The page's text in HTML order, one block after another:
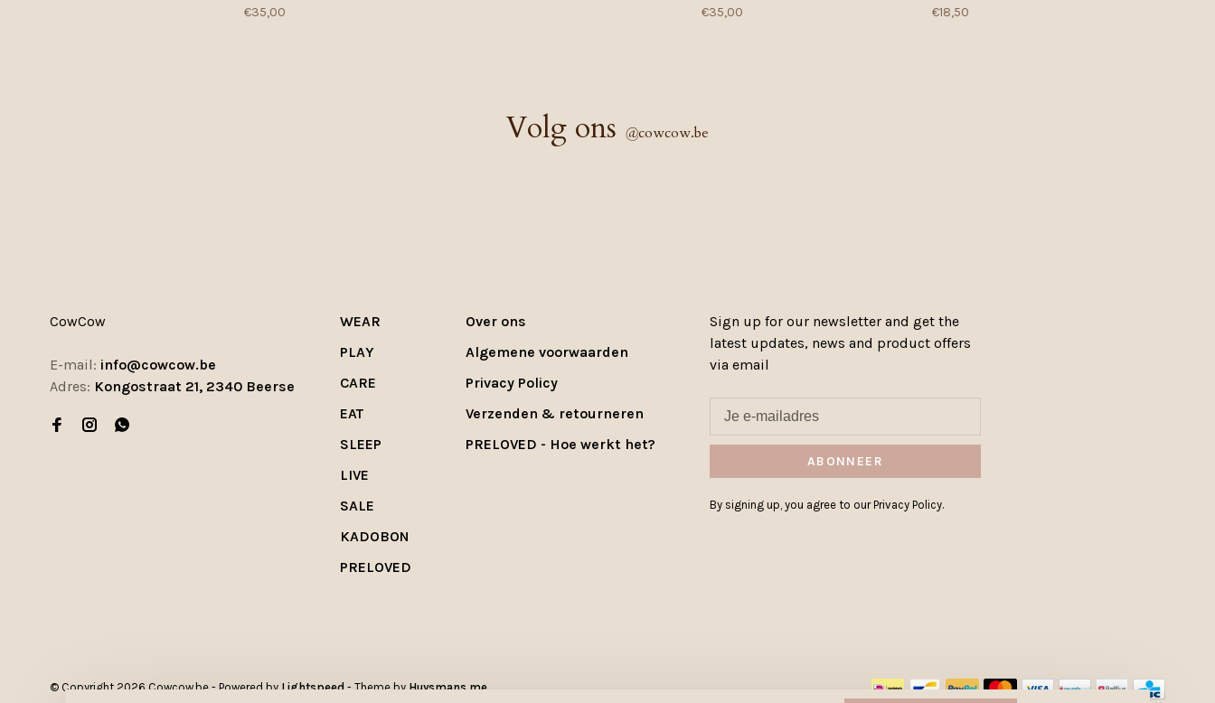
€35,00 €35,00 €18,50
Volg ons @cowcow.be
CowCow
E-mail: info@cowcow.be
Adres: Kongostraat 21, 2340 Beerse
WEAR
PLAY
CARE
EAT
SLEEP
LIVE
SALE
KADOBON
PRELOVED
Over ons
Algemene voorwaarden
Privacy Policy
Verzenden & retourneren
PRELOVED - Hoe werkt het?
Sign up for our newsletter and get the
latest updates, news and product offers
via email
ABONNEER
By signing up, you agree to our Privacy Policy.
© Copyright 2026 Cowcow.be - Powered by Lightspeed - Theme by Huysmans.me